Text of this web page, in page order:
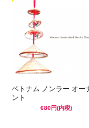
ベトナム ノンラー オー
ント
680円(内税)